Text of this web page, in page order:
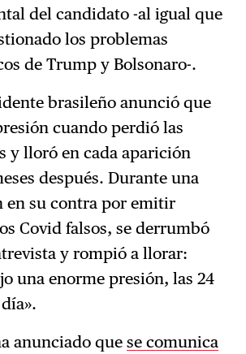
del candidato -al igual que
los problemas
de Trump y Bolsonaro-.
brasileño anunció que
cuando perdió las
y lloró en cada aparición
después. Durante una
en su contra por emitir
Covid falsos, se derrumbó
y rompió a llorar:
una enorme presión, las 24
anunciado que se comunica